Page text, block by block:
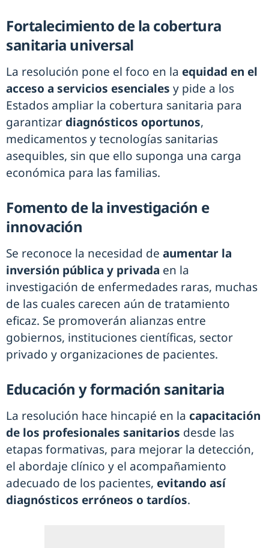
Fortalecimiento de la cobertura
sanitaria universal
La resolución pone el foco en la equidad en el
acceso a servicios esenciales y pide a los
Estados ampliar la cobertura sanitaria para
garantizar diagnósticos oportunos,
medicamentos y tecnologías sanitarias
asequibles, sin que ello suponga una carga
económica para las familias.
Fomento de la investigación e
innovación
Se reconoce la necesidad de aumentar la
inversión pública y privada en la
investigación de enfermedades raras, muchas
de las cuales carecen aún de tratamiento
eficaz. Se promoverán alianzas entre
gobiernos, instituciones científicas, sector
privado y organizaciones de pacientes.
Educación y formación sanitaria
La resolución hace hincapié en la capacitación
de los profesionales sanitarios desde las
etapas formativas, para mejorar la detección,
el abordaje clínico y el acompañamiento
adecuado de los pacientes, evitando así
diagnósticos erróneos o tardíos.